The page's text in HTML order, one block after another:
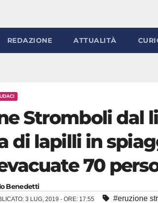
REDAZIONE ATTUALITÀ
Stromboli dal
di lapilli in
70
Benedetti
3 LUG, 2019 - ORE: 17:55 #eruzione